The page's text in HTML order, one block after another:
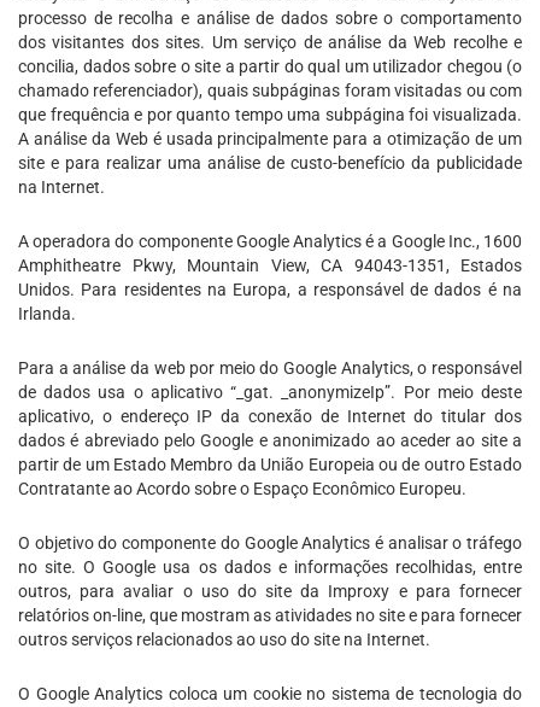
processo de recolha e análise de dados sobre o comportamento
dos visitantes dos sites. Um serviço de análise da Web recolhe e
concilia, dados sobre o site a partir do qual um utilizador chegou (o
chamado referenciador), quais subpáginas foram visitadas ou com
que frequência e por quanto tempo uma subpágina foi visualizada.
A análise da Web é usada principalmente para a otimização de um
site e para realizar uma análise de custo-benefício da publicidade
na Internet.
A operadora do componente Google Analytics é a Google Inc., 1600
Amphitheatre Pkwy, Mountain View, CA 94043-1351, Estados
Unidos. Para residentes na Europa, a responsável de dados é na
Irlanda.
Para a análise da web por meio do Google Analytics, o responsável
de dados usa o aplicativo “_gat. _anonymizeIp”. Por meio deste
aplicativo, o endereço IP da conexão de Internet do titular dos
dados é abreviado pelo Google e anonimizado ao aceder ao site a
partir de um Estado Membro da União Europeia ou de outro Estado
Contratante ao Acordo sobre o Espaço Econômico Europeu.
O objetivo do componente do Google Analytics é analisar o tráfego
no site. O Google usa os dados e informações recolhidas, entre
outros, para avaliar o uso do site da Improxy e para fornecer
relatórios on-line, que mostram as atividades no site e para fornecer
outros serviços relacionados ao uso do site na Internet.
O Google Analytics coloca um cookie no sistema de tecnologia do